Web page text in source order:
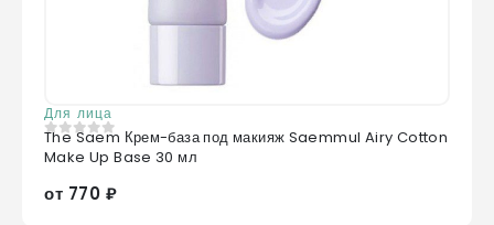
Для лица
0из 5
The Saem Крем-база под макияж Saemmul Airy Cotton
Make Up Base 30 мл
от 770 ₽